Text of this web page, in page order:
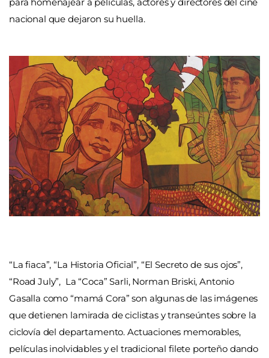
nacional que dejaron su huella.
“La fiaca”, “La Historia Oficial”, “El Secreto de sus ojos”,
“Road July”, La “Coca” Sarli, Norman Briski, Antonio
Gasalla como “mamá Cora” son algunas de las imágenes
que detienen lamirada de ciclistas y transeúntes sobre la
ciclovía del departamento. Actuaciones memorables,
películas inolvidables y el tradicional filete porteño dando